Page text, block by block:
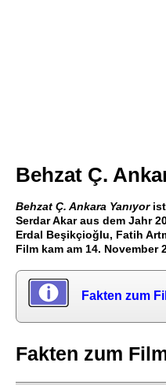
Behzat Ç.
Behzat Ç. Ankara Yanıyorist
Serdar Akar aus dem Jahr
Erdal Beşikçioğlu, Fatih
Film kam am 14.
Fakten zum
Fakten zum